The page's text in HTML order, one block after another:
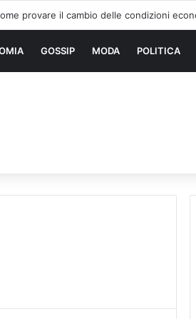
soluzione
GOSSIP MODA POLITICA